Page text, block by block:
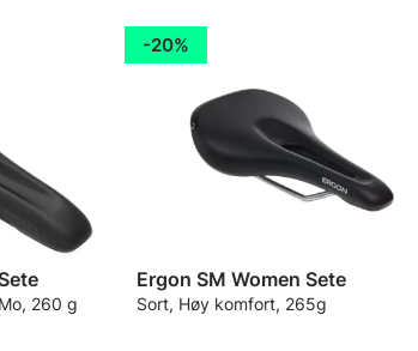
260 g
20%
Ergon SM Women Sete
Sort, Høy komfort, 265g